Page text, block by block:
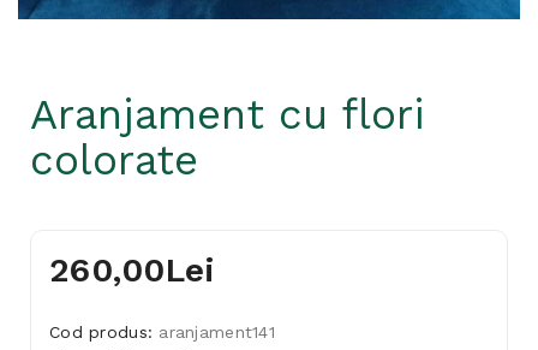
Aranjament cu flori
colorate
260,00Lei
Cod produs: aranjament141